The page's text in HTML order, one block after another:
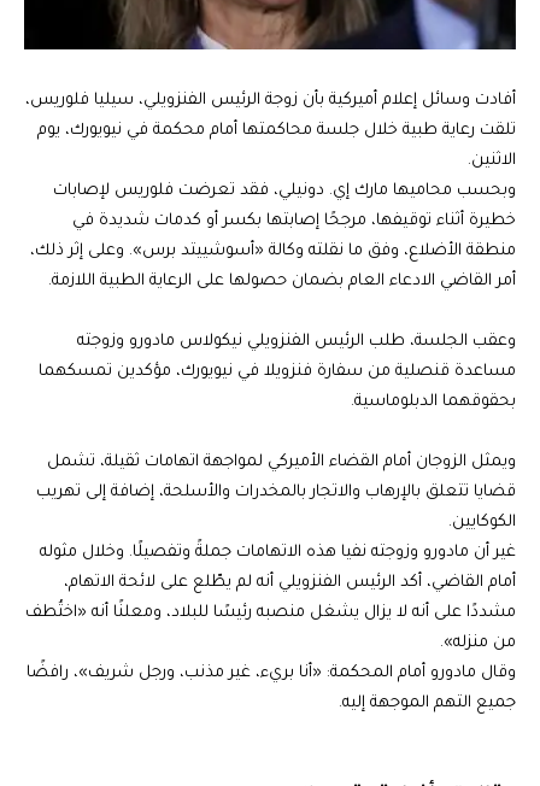
أفادت وسائل إعلام أميركية بأن زوجة الرئيس الفنزويلي، سيليا فلوريس،
تلقت رعاية طبية خلال جلسة محاكمتها أمام محكمة في نيويورك، يوم
الاثنين.
وبحسب محاميها مارك إي. دونيلي، فقد تعرضت فلوريس لإصابات
خطيرة أثناء توقيفها، مرجحًا إصابتها بكسر أو كدمات شديدة في
منطقة الأضلاع، وفق ما نقلته وكالة «أسوشييتد برس». وعلى إثر ذلك،
أمر القاضي الادعاء العام بضمان حصولها على الرعاية الطبية اللازمة.
وعقب الجلسة، طلب الرئيس الفنزويلي نيكولاس مادورو وزوجته
مساعدة قنصلية من سفارة فنزويلا في نيويورك، مؤكدين تمسكهما
بحقوقهما الدبلوماسية.
ويمثل الزوجان أمام القضاء الأميركي لمواجهة اتهامات ثقيلة، تشمل
قضايا تتعلق بالإرهاب والاتجار بالمخدرات والأسلحة، إضافة إلى تهريب
الكوكايين.
غير أن مادورو وزوجته نفيا هذه الاتهامات جملةً وتفصيلًا. وخلال مثوله
أمام القاضي، أكد الرئيس الفنزويلي أنه لم يطّلع على لائحة الاتهام،
مشددًا على أنه لا يزال يشغل منصبه رئيسًا للبلاد، ومعلنًا أنه «اختُطف
من منزله».
وقال مادورو أمام المحكمة: «أنا بريء، غير مذنب، ورجل شريف»، رافضًا
جميع التهم الموجهة إليه.